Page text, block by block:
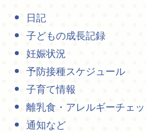
日記
子どもの成長記録
妊娠状況
予防接種スケジュール
子育て情報
離乳食・アレルギーチェ
通知など